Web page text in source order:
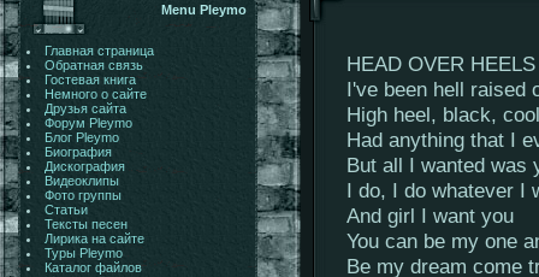
Menu Pleymo
Главная страница
Обратная связь
Гостевая книга
Немного о сайте
Друзья сайта
Форум Pleymo
Блог Pleymo
Биография
Дискография
Видеоклипы
Фото группы
Статьи
Тексты песен
Лирика на сайте
Туры Pleymo
Каталог файлов
HEAD OVER HEELS
I've been hell raised
High heel, black,
Had anything that I
But all I wanted was
I do, I do whatever I
And girl I want you
You can be my one
Be my dream come